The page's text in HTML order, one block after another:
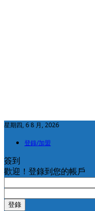
星期四, 6 8 月, 2026
登錄/加盟
簽到
歡迎！登錄到您的帳戶